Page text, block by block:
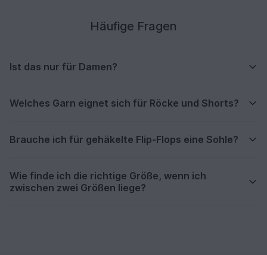
Häufige Fragen
Ist das nur für Damen?
Welches Garn eignet sich für Röcke und Shorts?
Brauche ich für gehäkelte Flip-Flops eine Sohle?
Wie finde ich die richtige Größe, wenn ich
zwischen zwei Größen liege?